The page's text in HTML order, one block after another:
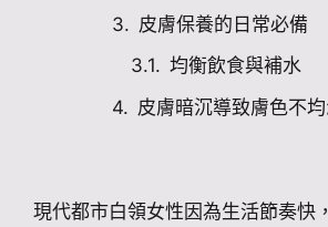
皮膚保養的日常必備
均衡飲食與補水
皮膚暗沉導致膚色不
現代都市白領女性因為生活節奏快